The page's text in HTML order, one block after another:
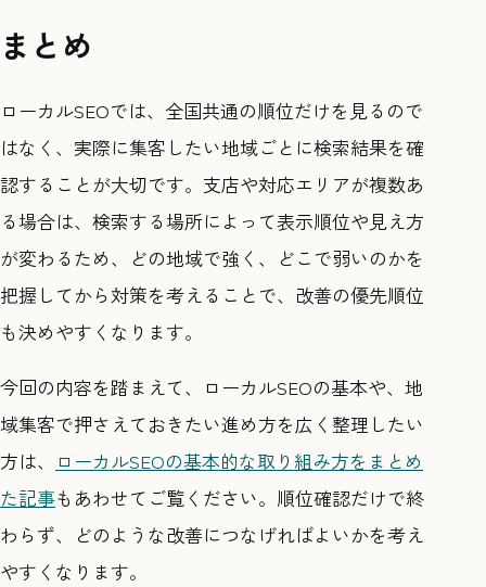
まとめ
ローカルSEOでは、全国共通の順位だけを見るので
はなく、実際に集客したい地域ごとに検索結果を確
認することが大切です。支店や対応エリアが複数あ
る場合は、検索する場所によって表示順位や見え方
が変わるため、どの地域で強く、どこで弱いのかを
把握してから対策を考えることで、改善の優先順位
も決めやすくなります。
今回の内容を踏まえて、ローカルSEOの基本や、地
域集客で押さえておきたい進め方を広く整理したい
方は、 ローカルSEOの基本的な取り組み方をまとめ
た記事もあわせてご覧ください。順位確認だけで終
わらず、どのような改善につなげればよいかを考え
やすくなります。